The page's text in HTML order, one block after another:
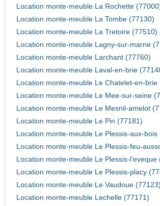
Location monte-meuble La Rochette
Location monte-meuble La Tombe (77130)
Location monte-meuble La Tretoire (77510)
Location monte-meuble Lagny-sur-marne
Location monte-meuble Larchant (77760)
Location monte-meuble Laval-en-brie
Location monte-meuble Le Chatelet-en-brie
Location monte-meuble Le Mee-sur-seine
Location monte-meuble Le Mesnil-amelot
Location monte-meuble Le Pin (77181)
Location monte-meuble Le Plessis-aux-bois
Location monte-meuble Le Plessis-feu-
Location monte-meuble Le Plessis-l'eveque
Location monte-meuble Le Plessis-placy
Location monte-meuble Le Vaudoue (77123)
Location monte-meuble Lechelle (77171)